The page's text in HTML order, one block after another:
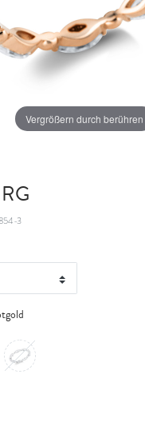
Vergrößern durch berühren
3